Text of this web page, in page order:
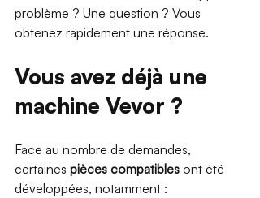
problème ? Une question ? Vous
obtenez rapidement une réponse.
Vous avez déjà une
machine Vevor ?
Face au nombre de demandes,
certaines pièces compatibles ont été
développées, notamment :